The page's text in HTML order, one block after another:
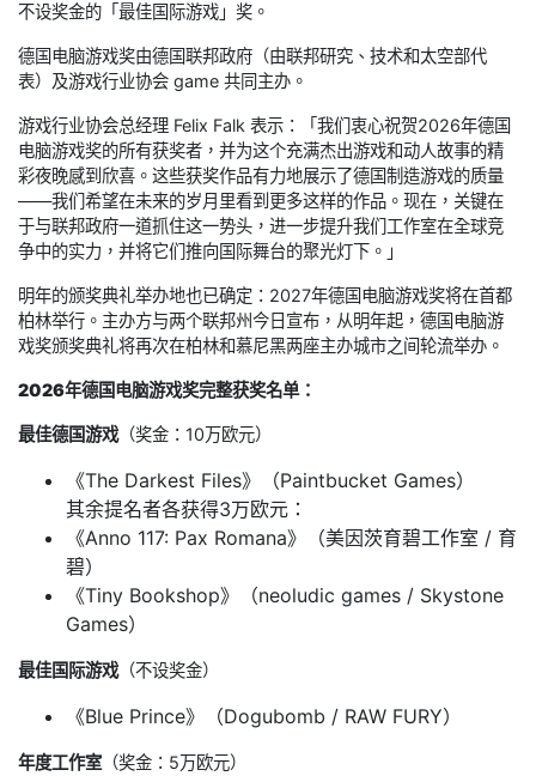
不设奖金的「最佳国际游戏」奖。
德国电脑游戏奖由德国联邦政府（由联邦研究、技术和太空部代
表）及游戏行业协会 game 共同主办。
游戏行业协会总经理 Felix Falk 表示：「我们衷心祝贺2026年德国
电脑游戏奖的所有获奖者，并为这个充满杰出游戏和动人故事的精
彩夜晚感到欣喜。这些获奖作品有力地展示了德国制造游戏的质量
——我们希望在未来的岁月里看到更多这样的作品。现在，关键在
于与联邦政府一道抓住这一势头，进一步提升我们工作室在全球竞
争中的实力，并将它们推向国际舞台的聚光灯下。」
明年的颁奖典礼举办地也已确定：2027年德国电脑游戏奖将在首都
柏林举行。主办方与两个联邦州今日宣布，从明年起，德国电脑游
戏奖颁奖典礼将再次在柏林和慕尼黑两座主办城市之间轮流举办。
2026年德国电脑游戏奖完整获奖名单：
最佳德国游戏（奖金：10万欧元）
《The Darkest Files》（Paintbucket Games）
其余提名者各获得3万欧元：
《Anno 117: Pax Romana》（美因茨育碧工作室 / 育
碧）
《Tiny Bookshop》（neoludic games / Skystone
Games）
最佳国际游戏（不设奖金）
《Blue Prince》（Dogubomb / RAW FURY）
年度工作室 （奖金：5万欧元）